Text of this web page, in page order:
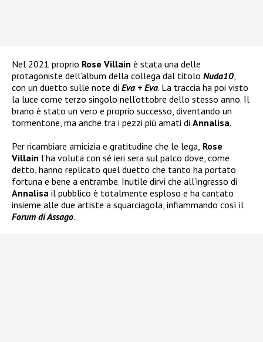
Nel 2021 proprio Rose Villain è stata una delle
protagoniste dell’album della collega dal titolo Nuda10,
con un duetto sulle note di Eva + Eva. La traccia ha poi visto
la luce come terzo singolo nell’ottobre dello stesso anno. Il
brano è stato un vero e proprio successo, diventando un
tormentone, ma anche tra i pezzi più amati di Annalisa.
Per ricambiare amicizia e gratitudine che le lega, Rose
Villain l’ha voluta con sé ieri sera sul palco dove, come
detto, hanno replicato quel duetto che tanto ha portato
fortuna e bene a entrambe. Inutile dirvi che all’ingresso di
Annalisa il pubblico è totalmente esploso e ha cantato
insieme alle due artiste a squarciagola, infiammando così il
Forum di Assago.